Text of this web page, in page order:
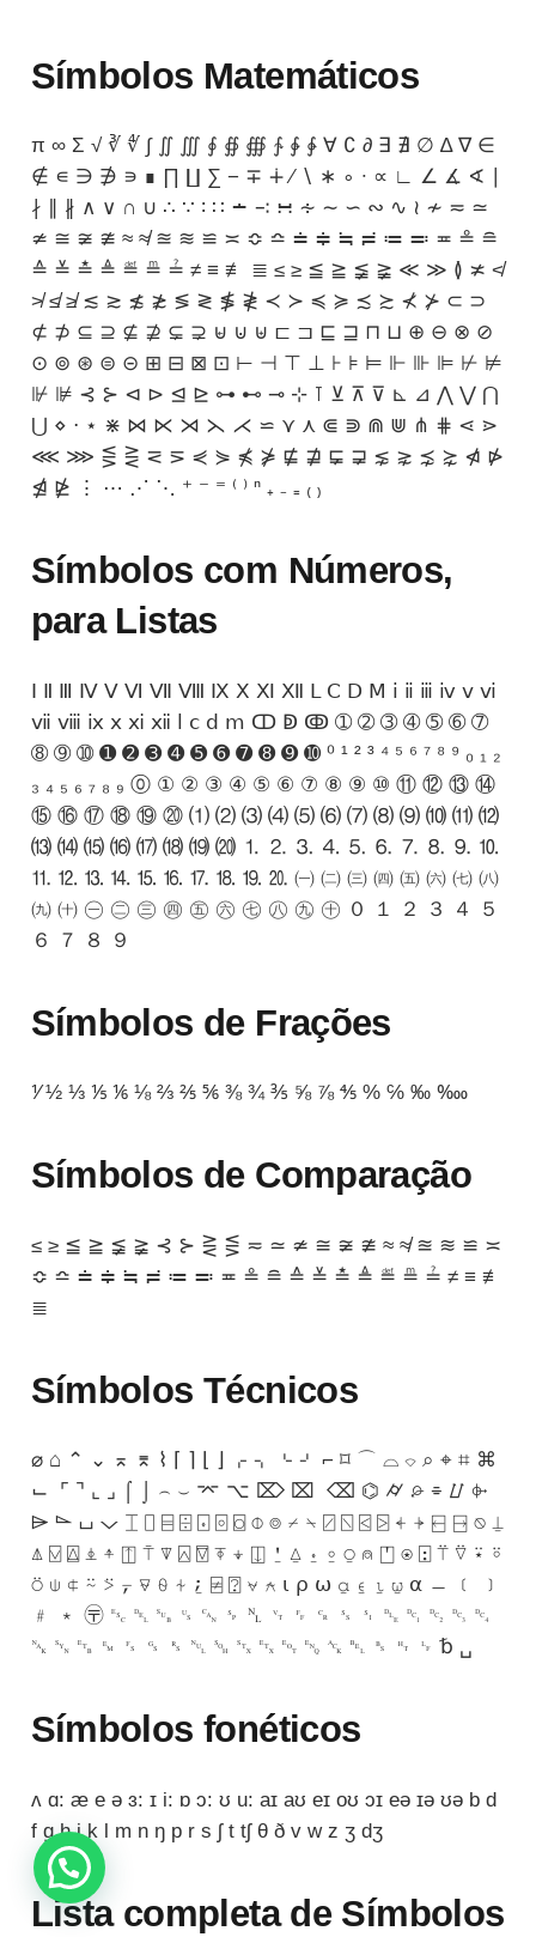
Símbolos Matemáticos
π ∞ Σ √ ∛ ∜ ∫ ∬ ∭ ∮ ∯ ∰ ∱ ∲ ∳ ∀ ∁ ∂ ∃ ∄ ∅ ∆ ∇ ∈
∉ ∊ ∋ ∌ ∍ ∎ ∏ ∐ ∑ − ∓ ∔ ∕ ∖ ∗ ∘ ∙ ∝ ∟ ∠ ∡ ∢ ∣
∤ ∥ ∦ ∧ ∨ ∩ ∪ ∴ ∵ ∶ ∷ ∸ ∹ ∺ ∻ ∼ ∽ ∾ ∿ ≀ ≁ ≂ ≃
≄ ≅ ≆ ≇ ≈ ≉ ≊ ≋ ≌ ≍ ≎ ≏ ≐ ≑ ≒ ≓ ≔ ≕ ≖ ≗ ≘
≙ ≚ ≛ ≜ ≝ ≞ ≟ ≠ ≡ ≢ ≣ ≤ ≥ ≦ ≧ ≨ ≩ ≪ ≫ ≬ ≭ ≮
≯ ≰ ≱ ≲ ≳ ≴ ≵ ≶ ≷ ≸ ≹ ≺ ≻ ≼ ≽ ≾ ≿ ⊀ ⊁ ⊂ ⊃
⊄ ⊅ ⊆ ⊇ ⊈ ⊉ ⊊ ⊋ ⊌ ⊍ ⊎ ⊏ ⊐ ⊑ ⊒ ⊓ ⊔ ⊕ ⊖ ⊗ ⊘
⊙ ⊚ ⊛ ⊜ ⊝ ⊞ ⊟ ⊠ ⊡ ⊢ ⊣ ⊤ ⊥ ⊦ ⊧ ⊨ ⊩ ⊪ ⊫ ⊬ ⊭
⊮ ⊯ ⊰ ⊱ ⊲ ⊳ ⊴ ⊵ ⊶ ⊷ ⊸ ⊹ ⊺ ⊻ ⊼ ⊽ ⊾ ⊿ ⋀ ⋁ ⋂
⋃ ⋄ ⋅ ⋆ ⋇ ⋈ ⋉ ⋊ ⋋ ⋌ ⋍ ⋎ ⋏ ⋐ ⋑ ⋒ ⋓ ⋔ ⋕ ⋖ ⋗
⋘ ⋙ ⋚ ⋛ ⋜ ⋝ ⋞ ⋟ ⋠ ⋡ ⋢ ⋣ ⋤ ⋥ ⋦ ⋧ ⋨ ⋩ ⋪ ⋫
⋬ ⋭ ⋮ ⋯ ⋰ ⋱ ⁺ ⁻ ⁼ ⁽ ⁾ ⁿ ₊ ₋ ₌ ₍ ₎
Símbolos com Números,
para Listas
Ⅰ Ⅱ Ⅲ Ⅳ Ⅴ Ⅵ Ⅶ Ⅷ Ⅸ Ⅹ Ⅺ Ⅻ Ⅼ Ⅽ Ⅾ Ⅿ ⅰ ⅱ ⅲ ⅳ ⅴ ⅵ
ⅶ ⅷ ⅸ ⅹ ⅺ ⅻ ⅼ ⅽ ⅾ ⅿ ↀ ↁ ↂ ➀ ➁ ➂ ➃ ➄ ➅ ➆
➇ ➈ ➉ ➊ ➋ ➌ ➍ ➎ ➏ ➐ ➑ ➒ ➓ ⁰ ¹ ² ³ ⁴ ⁵ ⁶ ⁷ ⁸ ⁹ ₀ ₁ ₂
₃ ₄ ₅ ₆ ₇ ₈ ₉ ⓪ ① ② ③ ④ ⑤ ⑥ ⑦ ⑧ ⑨ ⑩ ⑪ ⑫ ⑬ ⑭
⑮ ⑯ ⑰ ⑱ ⑲ ⑳ ⑴ ⑵ ⑶ ⑷ ⑸ ⑹ ⑺ ⑻ ⑼ ⑽ ⑾ ⑿
⒀ ⒁ ⒂ ⒃ ⒄ ⒅ ⒆ ⒇ ⒈ ⒉ ⒊ ⒋ ⒌ ⒍ ⒎ ⒏ ⒐ ⒑
⒒ ⒓ ⒔ ⒕ ⒖ ⒗ ⒘ ⒙ ⒚ ⒛ ㈠ ㈡ ㈢ ㈣ ㈤ ㈥ ㈦ ㈧
㈨ ㈩ ㊀ ㊁ ㊂ ㊃ ㊄ ㊅ ㊆ ㊇ ㊈ ㊉ ０ １ ２ ３ ４ ５
６ ７ ８ ９
Símbolos de Frações
⅟ ½ ⅓ ⅕ ⅙ ⅛ ⅔ ⅖ ⅚ ⅜ ¾ ⅗ ⅝ ⅞ ⅘ % ℅ ‰ ‱
Símbolos de Comparação
≤ ≥ ≦ ≧ ≨ ≩ ⊰ ⊱ ⋛ ⋚ ≂ ≃ ≄ ≅ ≆ ≇ ≈ ≉ ≊ ≋ ≌ ≍
≎ ≏ ≐ ≑ ≒ ≓ ≔ ≕ ≖ ≗ ≘ ≙ ≚ ≛ ≜ ≝ ≞ ≟ ≠ ≡ ≢
≣
Símbolos Técnicos
⌀ ⌂ ⌃ ⌄ ⌅ ⌆ ⌇ ⌈ ⌉ ⌊ ⌋ ⌌ ⌍ ⌎ ⌏ ⌐ ⌑ ⌒ ⌓ ⌔ ⌕ ⌖ ⌗ ⌘
⌙ ⌜ ⌝ ⌞ ⌟ ⌠ ⌡ ⌢ ⌣ ⌤ ⌥ ⌦ ⌧ ⌫ ⌬ ⌭ ⌮ ⌯ ⌰ ⌱
⌲ ⌳ ⌴ ⌵ ⌶ ⌷ ⌸ ⌹ ⌺ ⌻ ⌼ ⌽ ⌾ ⌿ ⍀ ⍁ ⍂ ⍃ ⍄ ⍅ ⍆ ⍇ ⍈ ⍉ ⍊
⍋ ⍌ ⍍ ⍎ ⍏ ⍐ ⍑ ⍒ ⍓ ⍔ ⍕ ⍖ ⍗ ⍘ ⍙ ⍚ ⍛ ⍜ ⍝ ⍞ ⍟ ⍠ ⍡ ⍢ ⍣ ⍤
⍥ ⍦ ⍧ ⍨ ⍩ ⍪ ⍫ ⍬ ⍭ ⍮ ⍯ ⍰ ⍱ ⍲ ⍳ ⍴ ⍵ ⍶ ⍷ ⍸ ⍹ ⍺ ﹘ ﹝ ﹞
﹟ ﹡ 〶 ␛ ␡ ␚ ␟ ␘ ␠ ␤ ␋ ␌ ␍ ␎ ␏ ␐ ␑ ␒ ␓ ␔
␕ ␖ ␗ ␙ ␜ ␝ ␞ ␀ ␁ ␂ ␃ ␄ ␅ ␆ ␇ ␈ ␉ ␊ ␢ ␣
Símbolos fonéticos
ʌ ɑ: æ e ə ɜ: ɪ i: ɒ ɔ: ʊ u: aɪ aʊ eɪ oʊ ɔɪ eə ɪə ʊə b d
f g h j k l m n ŋ p r s ʃ t tʃ θ ð v w z ʒ dʒ
Lista completa de Símbolos